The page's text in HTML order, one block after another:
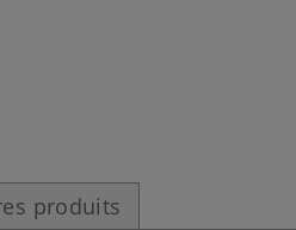
produits